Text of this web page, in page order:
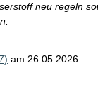
neu regeln
am 26.05.2026